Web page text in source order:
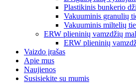
Plastikinis bunkerio
Vakuuminis granulių
Vakuuminis miltelių
ERW plieninių vamzdžių
ERW plieninių
Vaizdo įrašas
Apie mus
Naujienos
Susisiekite su mumis